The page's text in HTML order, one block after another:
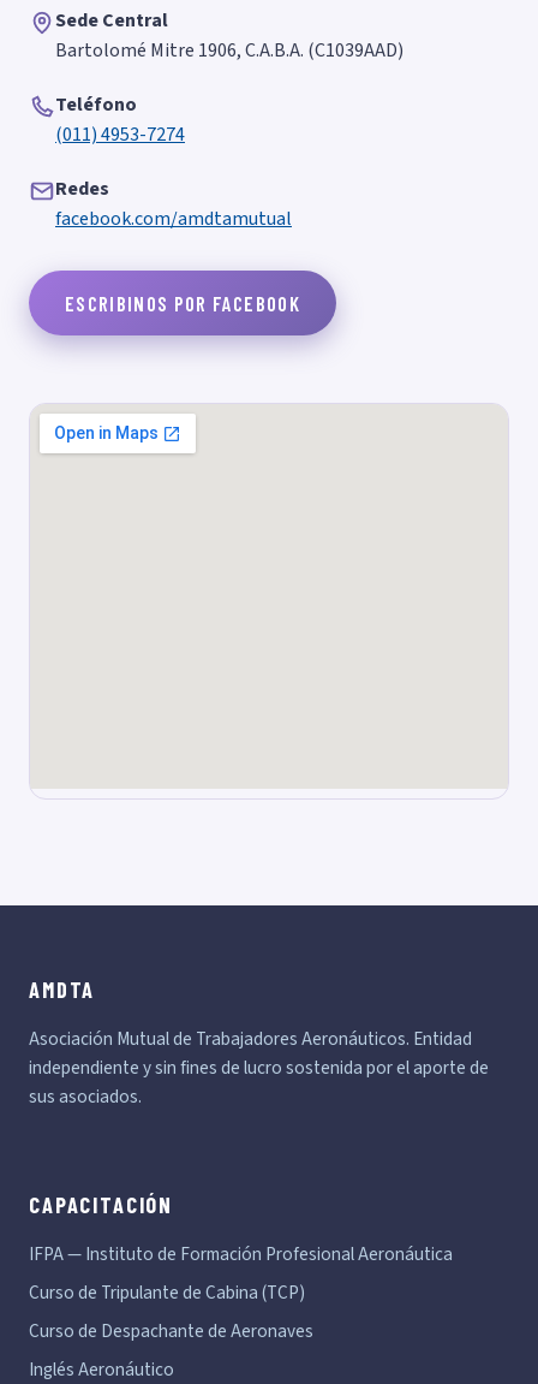
Sede Central
Bartolomé Mitre 1906, C.A.B.A. (C1039AAD)
Teléfono
(011) 4953-7274
Redes
facebook.com/amdtamutual
ESCRIBINOS POR FACEBOOK
AMDTA
Asociación Mutual de Trabajadores Aeronáuticos. Entidad
independiente y sin fines de lucro sostenida por el aporte de
sus asociados.
CAPACITACIÓN
IFPA — Instituto de Formación Profesional Aeronáutica
Curso de Tripulante de Cabina (TCP)
Curso de Despachante de Aeronaves
Inglés Aeronáutico